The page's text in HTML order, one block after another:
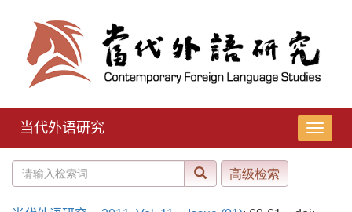
导
航
当代外语研究